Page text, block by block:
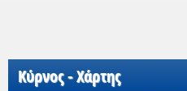
Κύρνος - Χάρτης